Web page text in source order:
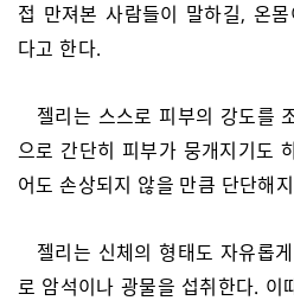
접 만져본 사람들이 말하길, 온
다고 한다.
젤리는 스스로 피부의 강도를
으로 간단히 피부가 뭉개지기도
어도 손상되지 않을 만큼 단단해
젤리는 신체의 형태도 자유롭
로 암석이나 광물을 섭취한다. 이